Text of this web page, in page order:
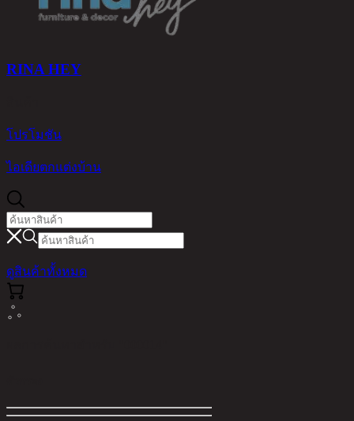
RINA HEY
โปรโมชัน
ไอเดียตกแต่งบ้าน
ดูสินค้าทั้งหมด